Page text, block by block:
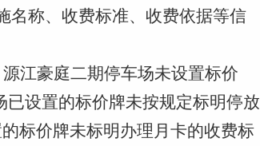
名称、收费标准、收费依据等信
江豪庭二期停车场未设置标价
已设置的标价牌未按规定标明停放
标价牌未标明办理月卡的收费标